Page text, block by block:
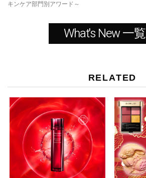
キンケア部門別アワード～
What's New 一覧
RELATED